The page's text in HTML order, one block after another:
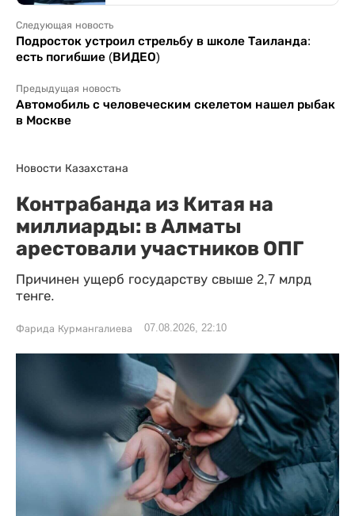
Следующая новость
Подросток устроил стрельбу в школе Таиланда:
есть погибшие (ВИДЕО)
Предыдущая новость
Автомобиль с человеческим скелетом нашел рыбак
в Москве
Новости Казахстана
Контрабанда из Китая на
миллиарды: в Алматы
арестовали участников ОПГ
Причинен ущерб государству свыше 2,7 млрд
тенге.
Фарида Курмангалиева 07.08.2026, 22:10